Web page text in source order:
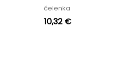
čelenka
10,32 €